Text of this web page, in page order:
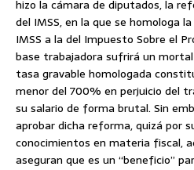
hizo la cámara de diputados, la
del IMSS, en la que se homologa
IMSS a la del Impuesto Sobre el
base trabajadora sufrirá un
tasa gravable homologada
menor del 700% en perjuicio del
su salario de forma brutal. Sin
aprobar dicha reforma, quizá por
conocimientos en materia fiscal,
aseguran que es un “beneficio”